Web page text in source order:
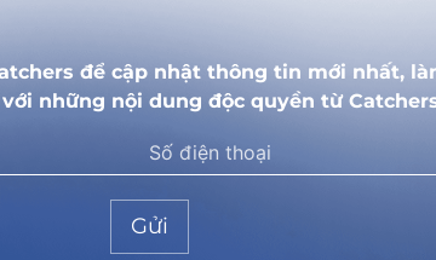
để cập nhật thông tin mới nhất,
những nội dung độc quyền từ
Gửi